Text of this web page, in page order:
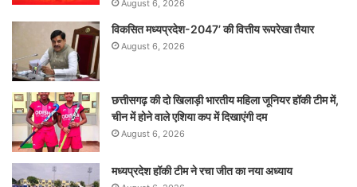
August 6, 2026
विकसित मध्यप्रदेश-2047’ की वित्तीय रूपरेखा तैयार
August 6, 2026
छत्तीसगढ़ की दो खिलाड़ी भारतीय महिला जूनियर हॉकी टीम में,
चीन में होने वाले एशिया कप में दिखाएंगी दम
August 6, 2026
मध्यप्रदेश हॉकी टीम ने रचा जीत का नया अध्याय